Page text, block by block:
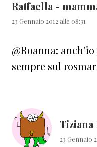
Raffaella -
23 Gennaio 2012 alle 08:31
@Roanna:
sempre sul
23 Gennaio